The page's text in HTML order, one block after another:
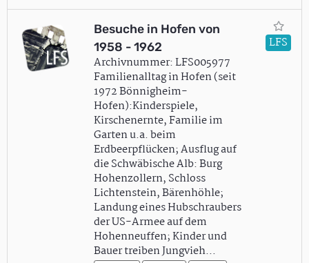
Besuche in Hofen von
1958 - 1962
Archivnummer: LFS005977
Familienalltag in Hofen (seit
1972 Bönnigheim-
Hofen):Kinderspiele,
Kirschenernte, Familie im
Garten u.a. beim
Erdbeerpflücken; Ausflug auf
die Schwäbische Alb: Burg
Hohenzollern, Schloss
Lichtenstein, Bärenhöhle;
Landung eines Hubschraubers
der US-Armee auf dem
Hohenneuffen; Kinder und
Bauer treiben Jungvieh…
LFS